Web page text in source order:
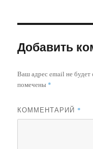
Добавить
Ваш адрес email не будет
помечены *
КОММЕНТАРИЙ *